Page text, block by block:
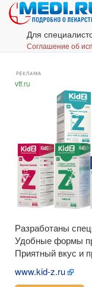
Для
Соглашение об
vtf.ru
Разработаны
Удобные формы
Приятный вкус и
www.kid-z.ru